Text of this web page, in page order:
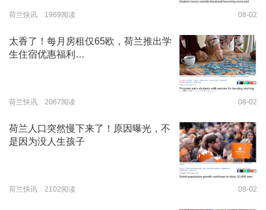
荷兰快讯 1969阅读 08-02
太香了！每月房租仅65欧，荷兰推出学
生住宿优惠福利…
荷兰快讯 2067阅读 08-02
荷兰人口突然慢下来了！原因曝光，不
是因为没人生孩子
荷兰快讯 2102阅读 08-02